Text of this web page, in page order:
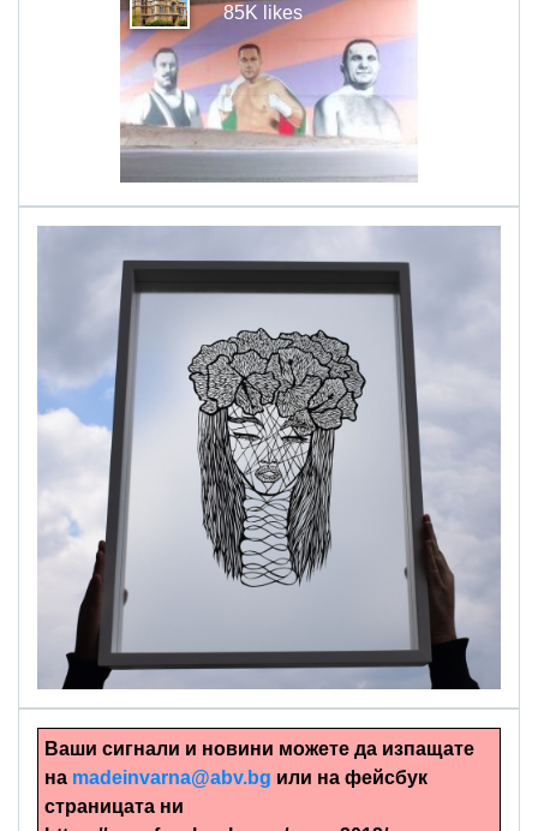
85K likes
Ръчно изрязани картини
Ваши сигнали и новини можете да изпащате
на madeinvarna@abv.bg или на фейсбук
страницата ни